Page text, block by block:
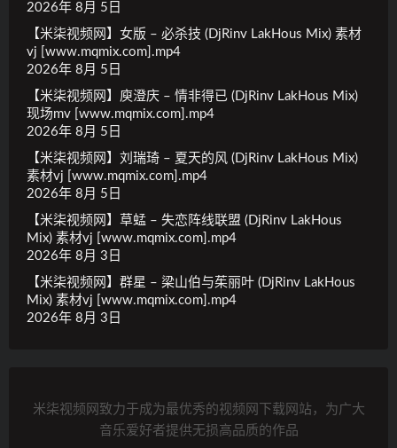
2026年 8月 5日
【米柒视频网】女版 – 必杀技 (DjRinv LakHous Mix) 素材
vj [www.mqmix.com].mp4
2026年 8月 5日
【米柒视频网】庾澄庆 – 情非得已 (DjRinv LakHous Mix)
现场mv [www.mqmix.com].mp4
2026年 8月 5日
【米柒视频网】刘瑞琦 – 夏天的风 (DjRinv LakHous Mix)
素材vj [www.mqmix.com].mp4
2026年 8月 5日
【米柒视频网】草蜢 – 失恋阵线联盟 (DjRinv LakHous
Mix) 素材vj [www.mqmix.com].mp4
2026年 8月 3日
【米柒视频网】群星 – 梁山伯与茱丽叶 (DjRinv LakHous
Mix) 素材vj [www.mqmix.com].mp4
2026年 8月 3日
米柒视频网致力于成为最优秀的视频网下载网站，为广大
音乐爱好者提供无损高品质的作品